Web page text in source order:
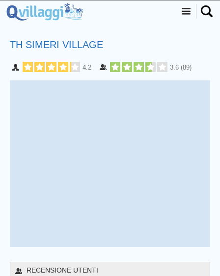
TH SIMERI VILLAGE
4.2 3.6 (89)
RECENSIONE UTENTI